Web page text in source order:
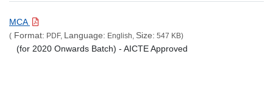
MCA
( Format: PDF, Language: English, Size: 547 KB)
(for 2020 Onwards Batch) - AICTE Approved